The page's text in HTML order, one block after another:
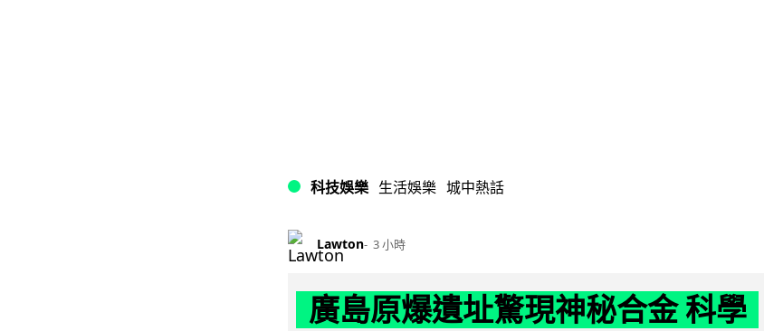
科技娛樂 生活娛樂 城中熱話
Lawton 3 小時
廣島原爆遺址驚現神秘合金 科學